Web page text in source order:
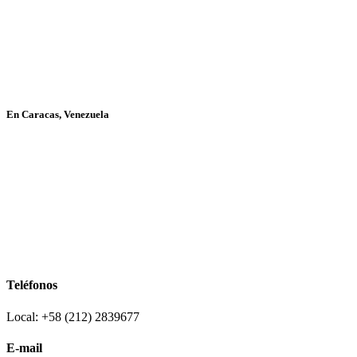
En Caracas, Venezuela
Teléfonos
Local: +58 (212) 2839677
E-mail